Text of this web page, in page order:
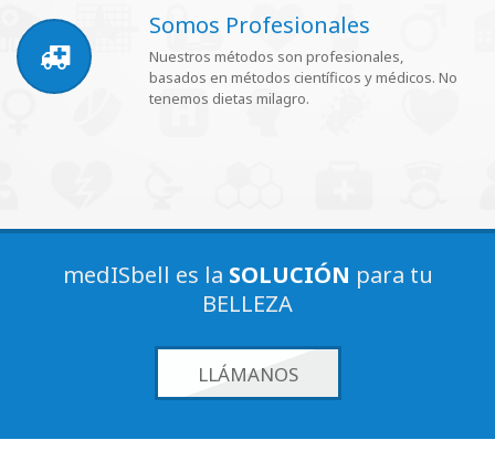
Somos Profesionales
Nuestros métodos son profesionales,
basados en métodos científicos y médicos. No
tenemos dietas milagro.
medISbell es la SOLUCIÓN para tu
BELLEZA
LLÁMANOS